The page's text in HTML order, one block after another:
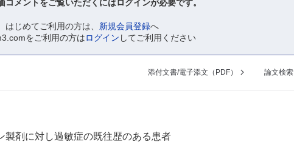
コメントをご覧いただくにはログインが必要です。
はじめてご利用の方は、 新規会員登録へ
をご利用の方はログイン してご利用ください
添付文書/電子添文（PDF） 論文検索
製剤に対し過敏症の既往歴のある患者